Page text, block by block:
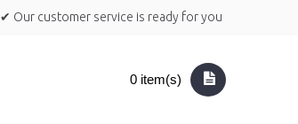
✔ Our customer service is ready for you
0 item(s)